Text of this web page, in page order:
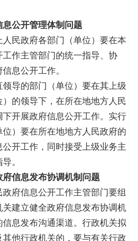
公开管理体制问题
民政府各部门（单位）要在本
作主管部门的统一指导、协
息公开工作。
导的部门（单位）要在其上级
的领导下，在所在地地方人民
开展政府信息公开工作。实行
）要在所在地地方人民政府的
开工作，同时接受上级业务主
。
信息发布协调机制问题
信息公开工作主管部门要组
建立健全政府信息发布协调机
息发布沟通渠道。行政机关拟
他行政机关的，要与有关行政